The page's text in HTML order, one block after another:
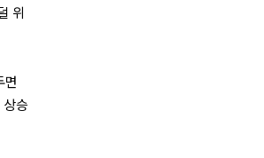
위
면
승